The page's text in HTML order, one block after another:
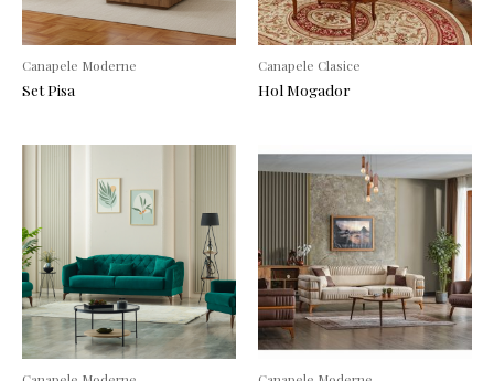
Canapele Moderne
Set Pisa
Canapele Clasice
Hol Mogador